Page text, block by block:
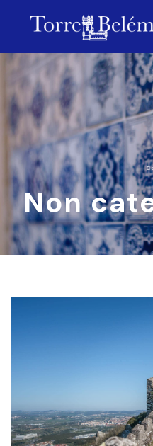
Non